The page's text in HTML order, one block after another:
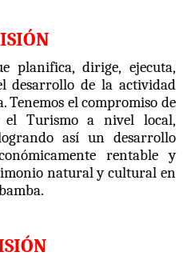
planifica, dirige, ejecuta,
desarrollo de la actividad
el compromiso de
el Turismo a nivel local,
así un desarrollo
rentable y
natural y cultural en